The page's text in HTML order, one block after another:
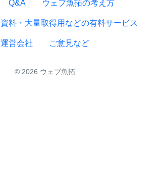
Q&A ウェブ魚拓の考え方
資料・大量取得用などの有料サービス
運営会社 ご意見など
© 2026 ウェブ魚拓